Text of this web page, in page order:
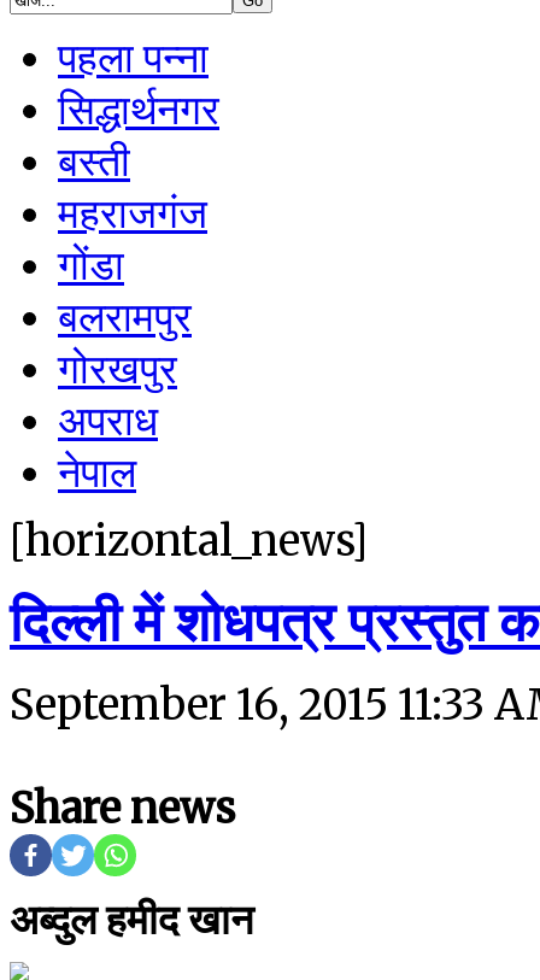
पहला पन्ना
सिद्धार्थनगर
बस्ती
महराजगंज
गोंडा
बलरामपुर
गोरखपुर
अपराध
नेपाल
[horizontal_news]
दिल्ली में शोधपत्र प्रस्तुत
September 16, 2015 11:33
Share news
अब्दुल हमीद खान